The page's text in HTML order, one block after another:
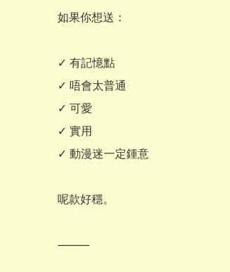
如果你想送：
✓ 有記憶點
✓ 唔會太普通
✓ 可愛
✓ 實用
✓ 動漫迷一定鍾意
呢款好穩。
⸻